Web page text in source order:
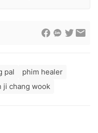
tử số 483/GP-BTTTT
pal
phim healer
ji chang wook